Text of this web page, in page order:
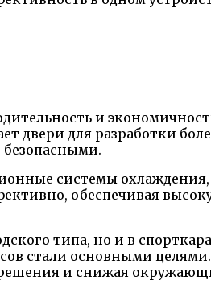
и
двери для разработки
системы
обеспечивая
типа, но и в
стали основными
и снижая